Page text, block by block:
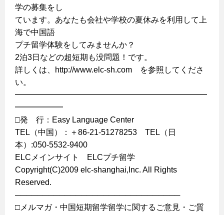
学の募集をし
ています。あなたも会社や学校の夏休みを利用して上
海で中国語
プチ留学体験をしてみませんか？
2泊3日などの超短期も没問題！です。
詳しくは、http://www.elc-sh.com を参照してくださ
い。
━━━━━━━━━━━━━━━━━━━━━━━━
━━━━━━
□発 行：Easy Language Center
TEL（中国）：＋86-21-51278253 TEL（日
本）:050-5532-9400
ELCメインサイト ELCプチ留学
Copyright(C)2009 elc-shanghai,Inc. All Rights
Reserved.
──────────────────────────────
□メルマガ・中国短期留学留学に関するご意見・ご質